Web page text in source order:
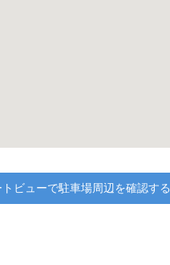
ビューで駐車場周辺を確認する